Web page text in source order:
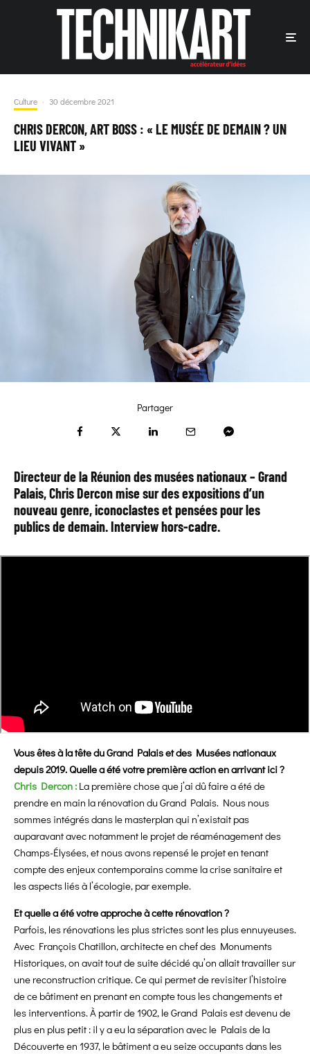
Culture · 30 décembre 2021
CHRIS DERCON, ART BOSS : « LE MUSÉE DE DEMAIN ? UN
LIEU VIVANT »
Partager
Directeur de la Réunion des musées nationaux – Grand
Palais, Chris Dercon mise sur desexpositions d’un
nouveau genre, iconoclastes et pensées pour les
publics de demain. Interview hors-cadre.
Vous êtes à la tête du Grand Palais et des Musées nationaux
depuis 2019. Quelle a été votre première action en arrivant ici ?
Chris Dercon : La première chose que j’ai dû faire a été de
prendre en main la rénovation du Grand Palais. Nous nous
sommes intégrés dans le masterplan qui n’existait pas
auparavant avec notamment le projet de réaménagement des
Champs-Élysées, et nous avons repensé le projet en tenant
compte des enjeux contemporains comme la crise sanitaire et
les aspects liés à l’écologie, par exemple.
Et quelle a été votre approche à cette rénovation ?
Parfois, les rénovations les plus strictes sont les plus ennuyeuses.
Avec François Chatillon, architecte en chef des Monuments
Historiques, on avait tout de suite décidé qu’on allait travailler sur
une reconstruction critique. Ce qui permet de revisiter l’histoire
de ce bâtiment en prenant en compte tous les changements et
les interventions. À partir de 1902, le Grand Palais est devenu de
plus en plus petit : il y a eu la séparation avec le Palais de la
Découverte en 1937, le bâtiment a eu seize occupants dans les